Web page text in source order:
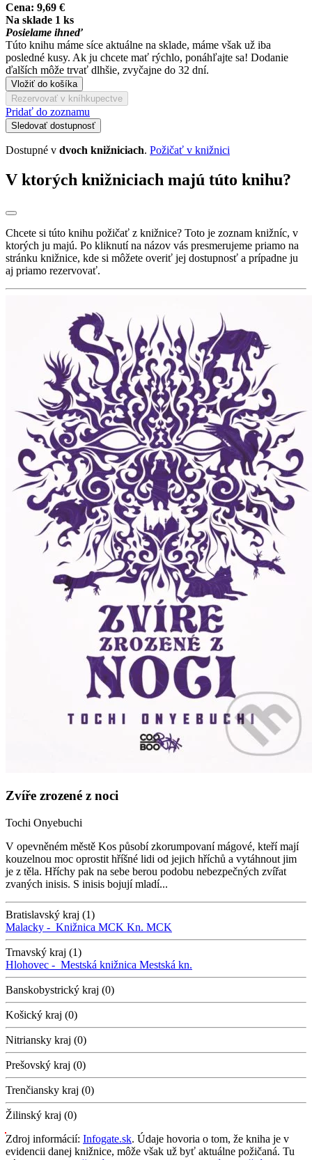
Cena: 9,69 €
Na sklade 1 ks
Posielame ihneď
Túto knihu máme síce aktuálne na sklade, máme však už iba
posledné kusy. Ak ju chcete mať rýchlo, ponáhľajte sa! Dodanie
ďalších môže trvať dlhšie, zvyčajne do 32 dní.
Vložiť do košíka
Rezervovať v kníhkupectve
Pridať do zoznamu
Sledovať dostupnosť
Dostupné v dvoch knižniciach. Požičať v knižnici
V ktorých knižniciach majú túto knihu?
Chcete si túto knihu požičať z knižnice? Toto je zoznam knižníc, v
ktorých ju majú. Po kliknutí na názov vás presmerujeme priamo na
stránku knižnice, kde si môžete overiť jej dostupnosť a prípadne ju
aj priamo rezervovať.
Zvíře zrozené z noci
Tochi Onyebuchi
V opevněném městě Kos působí zkorumpovaní mágové, kteří mají
kouzelnou moc oprostit hříšné lidi od jejich hříchů a vytáhnout jim
je z těla. Hříchy pak na sebe berou podobu nebezpečných zvířat
zvaných inisis. S inisis bojují mladí...
Bratislavský kraj (1)
Malacky - Knižnica MCK Kn. MCK
Trnavský kraj (1)
Hlohovec - Mestská knižnica Mestská kn.
Banskobystrický kraj (0)
Košický kraj (0)
Nitriansky kraj (0)
Prešovský kraj (0)
Trenčiansky kraj (0)
Žilinský kraj (0)
Zdroj informácií: Infogate.sk. Údaje hovoria o tom, že kniha je v
evidencii danej knižnice, môže však už byť aktuálne požičaná. Tu